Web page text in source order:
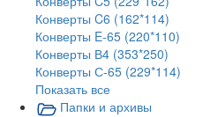
Конверты C6 (162*114)
Конверты E-65 (220*110)
Конверты В4 (353*250)
Конверты С-65 (229*114)
Показать все
Папки и архивы